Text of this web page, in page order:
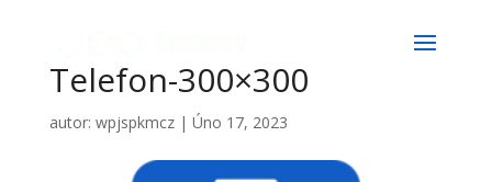
Telefon-300×300
autor: wpjspkmcz| Úno 17, 2023